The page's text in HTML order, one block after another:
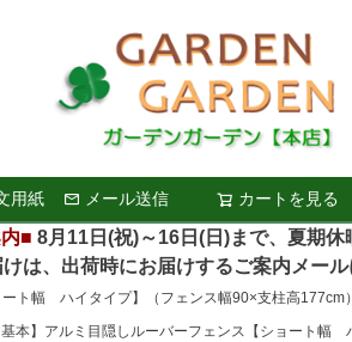
用紙 メール送信 カートを見る
検索
■ 8月11日(祝)～16日(日)まで、夏期休
出荷時にお届けするご案内メール
ート幅 ハイタイプ】（フェンス幅90×支柱高177cm
基本】アルミ目隠しルーバーフェンス【ショート幅